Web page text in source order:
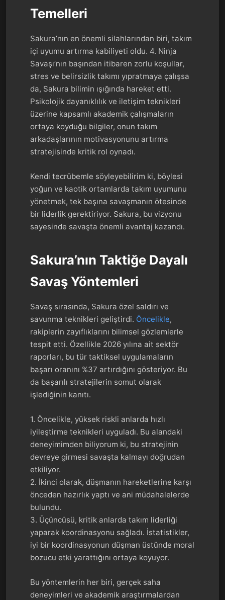
Temelleri
Sakura’nın en önemli silahlarından biri, takım
içi uyumu artırma kabiliyeti oldu. 4. Ninja
Savaşı’nın başından itibaren zorlu koşullar,
stres ve belirsizlik takımı yıpratmaya çalışsa
da, Sakura bilimin ışığında hareket etti.
Psikolojik dayanıklılık ve iletişim teknikleri
üzerine kapsamlı akademik çalışmaların
ortaya koyduğu bilgiler, onun takım
arkadaşlarının motivasyonunu artırma
stratejisinde kritik rol oynadı.
Kendi tecrübemle söyleyebilirim ki, böylesi
yoğun ve kaotik ortamlarda takım uyumunu
yönetmek, tek başına savaşmanın ötesinde
bir liderlik gerektiriyor. Sakura, bu vizyonu
sayesinde savaşta önemli avantaj kazandı.
Sakura’nın Taktiğe Dayalı
Savaş Yöntemleri
Savaş sırasında, Sakura özel saldırı ve
savunma teknikleri geliştirdi. Öncelikle,
rakiplerin zayıflıklarını bilimsel gözlemlerle
tespit etti. Özellikle 2026 yılına ait sektör
raporları, bu tür taktiksel uygulamaların
başarı oranını %37 artırdığını gösteriyor. Bu
da başarılı stratejilerin somut olarak
işlediğinin kanıtı.
1. Öncelikle, yüksek riskli anlarda hızlı
iyileştirme teknikleri uyguladı. Bu alandaki
deneyimimden biliyorum ki, bu stratejinin
devreye girmesi savaşta kalmayı doğrudan
etkiliyor.
2. İkinci olarak, düşmanın hareketlerine karşı
önceden hazırlık yaptı ve ani müdahalelerde
bulundu.
3. Üçüncüsü, kritik anlarda takım liderliği
yaparak koordinasyonu sağladı. İstatistikler,
iyi bir koordinasyonun düşman üstünde moral
bozucu etki yarattığını ortaya koyuyor.
Bu yöntemlerin her biri, gerçek saha
deneyimleri ve akademik araştırmalardan